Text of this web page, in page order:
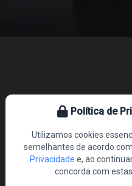
Política de
Utilizamos cookies
semelhantes de acordo
Privacidade e, ao
concorda com